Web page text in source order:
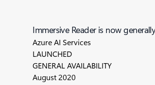
Immersive Reader is now
Azure AI Services
LAUNCHED
GENERAL AVAILABILITY
August 2020